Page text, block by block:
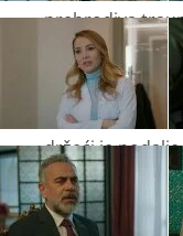
prebrodiva
ga kao kad su
Alaz brine o
držeći je podalje
put rame uz
moguće